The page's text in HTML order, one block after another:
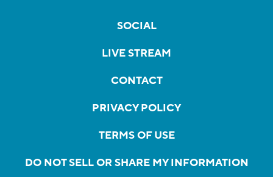
SOCIAL
LIVE STREAM
CONTACT
PRIVACY POLICY
TERMS OF USE
DO NOT SELL OR SHARE MY INFORMATION